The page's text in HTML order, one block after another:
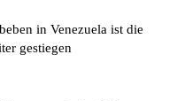
in Venezuela ist die
gestiegen